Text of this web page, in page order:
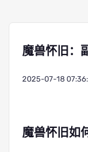
魔兽怀旧：
2025-07-18
魔兽怀旧如